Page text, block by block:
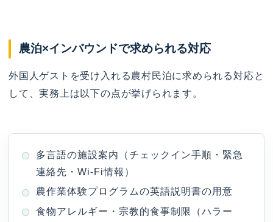
農泊×インバウンドで求められる対応
外国人ゲストを受け入れる農村民泊に求められる対応と
して、実務上は以下の点が挙げられます。
多言語の施設案内（チェックイン手順・緊急
連絡先・Wi-Fi情報）
農作業体験プログラムの英語説明書の用意
食物アレルギー・宗教的食事制限（ハラー